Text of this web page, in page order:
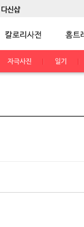
자극사진 일기